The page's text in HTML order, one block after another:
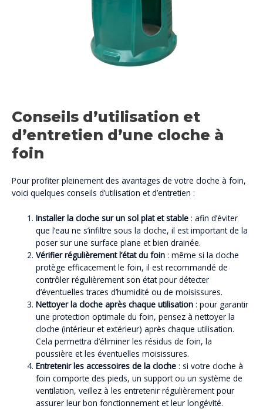
Conseils d’utilisation et
d’entretien d’une cloche à
foin
Pour profiter pleinement des avantages de votre cloche à foin,
voici quelques conseils d’utilisation et d’entretien :
Installer la cloche sur un sol plat et stable : afin d’éviter
que l’eau ne s’infiltre sous la cloche, il est important de la
poser sur une surface plane et bien drainée.
Vérifier régulièrement l’état du foin : même si la cloche
protège efficacement le foin, il est recommandé de
contrôler régulièrement son état pour détecter
d’éventuelles traces d’humidité ou de moisissures.
Nettoyer la cloche après chaque utilisation : pour garantir
une protection optimale du foin, pensez à nettoyer la
cloche (intérieur et extérieur) après chaque utilisation.
Cela permettra d’éliminer les résidus de foin, la
poussière et les éventuelles moisissures.
Entretenir les accessoires de la cloche : si votre cloche à
foin comporte des pieds, un support ou un système de
ventilation, veillez à les entretenir régulièrement pour
assurer leur bon fonctionnement et leur longévité.